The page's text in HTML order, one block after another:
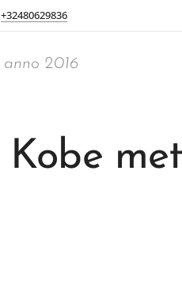
+32480629836
anno 2016
Kobe